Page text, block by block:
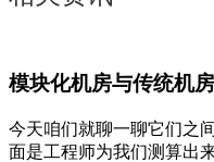
模块化机房与传统机
今天咱们就聊一聊它们之
面是工程师为我们测算出